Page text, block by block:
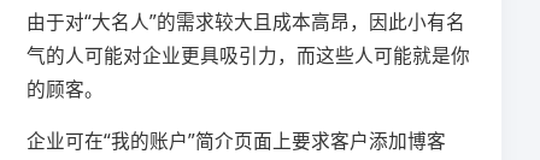
由于对“大名人”的需求较大且成本高昂，因此小有名
气的人可能对企业更具吸引力，而这些人可能就是你
的顾客。
企业可在“我的账户”简介页面上要求客户添加博客